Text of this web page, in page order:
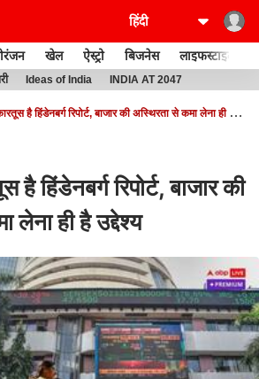
खेल ऐस्ट्रो बिजनेस लाइफस्टाइल
Ideas of India INDIA AT 2047
है हिंडेनबर्ग रिपोर्ट, बाजार की अस्थिरता से कमा लेना ही है
हिंडेनबर्ग रिपोर्ट, बाजार की
लेना ही है उद्देश्य